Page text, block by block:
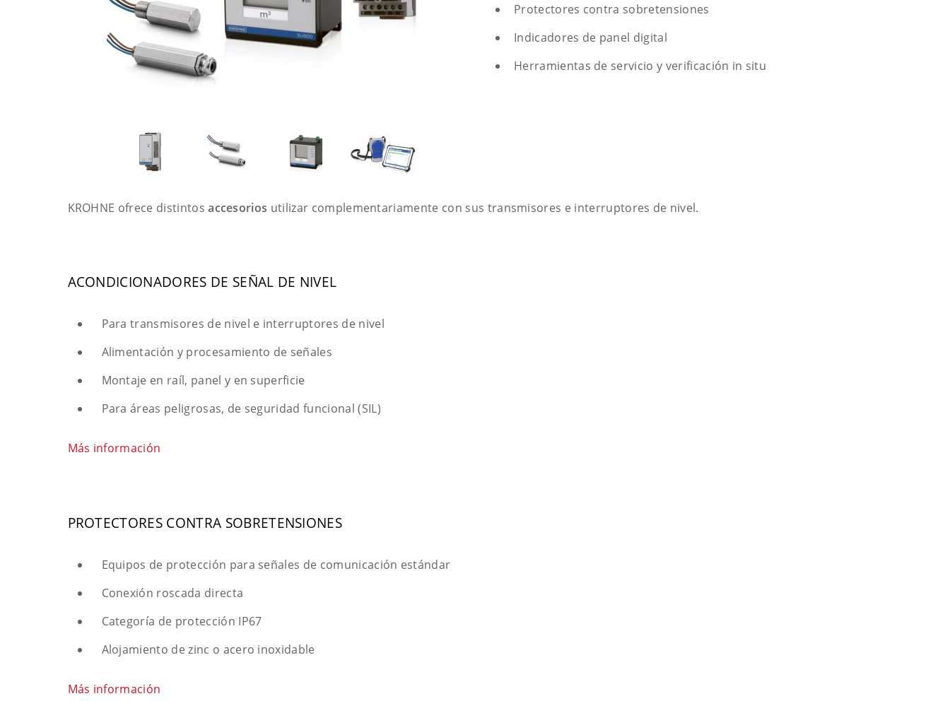
Protectores contra sobretensiones
Indicadores de panel digital
Herramientas de servicio y verificación in situ
KROHNE ofrece distintosaccesorios utilizar complementariamente con sus transmisores e interruptores de nivel.
ACONDICIONADORES DE SEÑAL DE NIVEL
Para transmisores de nivel e interruptores de nivel
Alimentación y procesamiento de señales
Montaje en raíl, panel y en superficie
Para áreas peligrosas, de seguridad funcional (SIL)
Más información
PROTECTORES CONTRA SOBRETENSIONES
Equipos de protección para señales de comunicación estándar
Conexión roscada directa
Categoría de protección IP67
Alojamiento de zinc o acero inoxidable
Más información